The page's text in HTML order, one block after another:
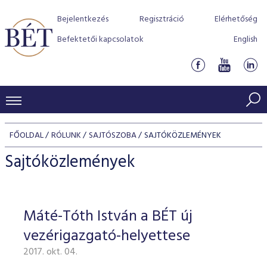
Bejelentkezés Regisztráció
Elérhetőség
Befektetői kapcsolatok
English
KERESKEDÉSI ADATOK
INDEXEK
Jelzáloglevél indexek
Vállalati kötvény indexek
Azonnali Piac
Részvények
Származékos piac
BEFEKTETŐK
Részvény szekció
Hitelpapír szekció
BÉT szabályzatok
Befektetővédelem
Alkalmazott díjstruktúra
Elszámolás
Részvény és vállalati kötvény tőzsdei bevezetését
program
BÉT Xtend - Részvénypiac egyszerűen
TŐZSDETAGOK
Tőzsdetagok, üzletkötők
VENDOROK
FŐOLDAL RÓLUNK SAJTÓSZOBA SAJTÓKÖZLEMÉNYEK
Sajtóközlemények
Máté-Tóth István a BÉT új
vezérigazgató-helyettese
2017. okt. 04.